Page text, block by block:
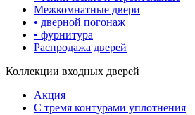
Межкомнатные двери
• дверной погонаж
• фурнитура
Распродажа дверей
Коллекции входных дверей
Акция
С тремя контурами уплотнения